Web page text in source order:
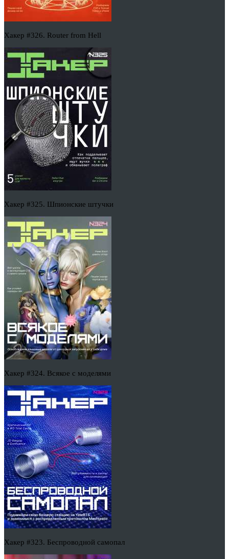
Хакер #326. Router from Hell
Хакер #325. Шпионские штучки
Хакер #324. Всякое с моделями
Хакер #323. Беспроводной самопал